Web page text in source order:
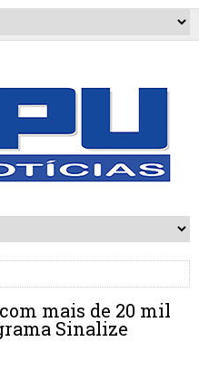
mais de 20 mil
Sinalize